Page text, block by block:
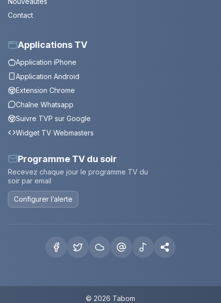
Contact
Applications TV
Application iPhone
Application Android
Extension Chrome
Chaîne Whatsapp
Suivre TVP sur Google
Widget TV Webmasters
Programme TV du soir
Recevez chaque jour le programme TV du
soir par email
Configurer l’alerte
© 2026 Tabom